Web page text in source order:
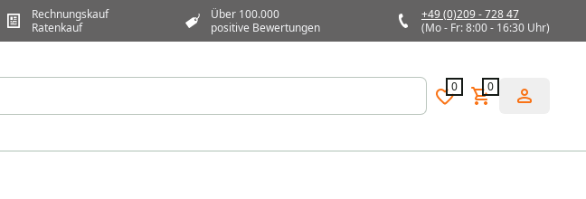
Rechnungskauf
Ratenkauf
Über 100.000
positive Bewertungen
+49 (0)209 - 728 47
(Mo - Fr: 8:00 - 16:30 Uhr)
0 0